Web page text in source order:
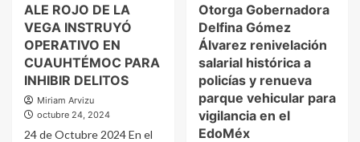
ALE ROJO DE LA
VEGA INSTRUYÓ
OPERATIVO EN
CUAUHTÉMOC PARA
INHIBIR DELITOS
Miriam Arvizu
octubre 24, 2024
24 de Octubre 2024 En el
Otorga Gobernadora
Delfina Gómez
Álvarez renivelación
salarial histórica a
policías y renueva
parque vehicular para
vigilancia en el
EdoMéx